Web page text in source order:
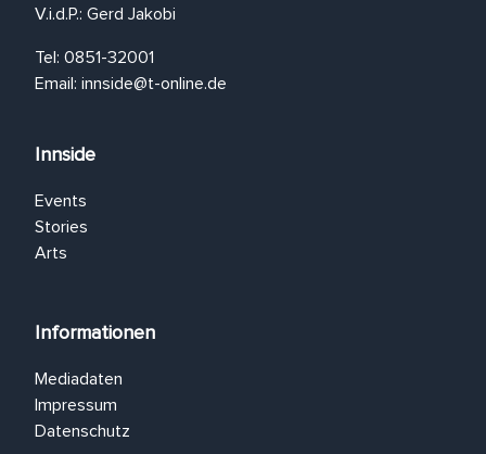
V.i.d.P.: Gerd Jakobi
Tel: 0851-32001
Email: innside@t-online.de
Innside
Events
Stories
Arts
Informationen
Mediadaten
Impressum
Datenschutz